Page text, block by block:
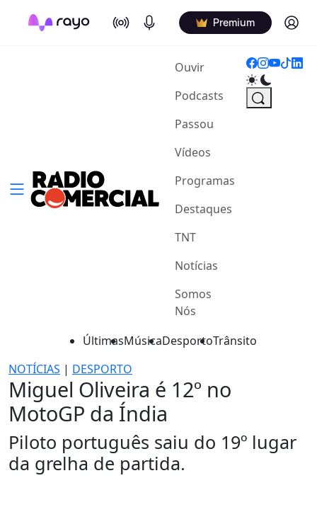
On Air Podcasts Premium Log in
Ouvir(current)
Podcasts
Passou
Vídeos
Programas
Destaques
TNT
Notícias
Somos
Nós
ÚltimasMúsicaDesportoTrânsito
NOTÍCIAS | DESPORTO
Miguel Oliveira é 12º no
MotoGP da Índia
Piloto português saiu do 19º lugar
da grelha de partida.